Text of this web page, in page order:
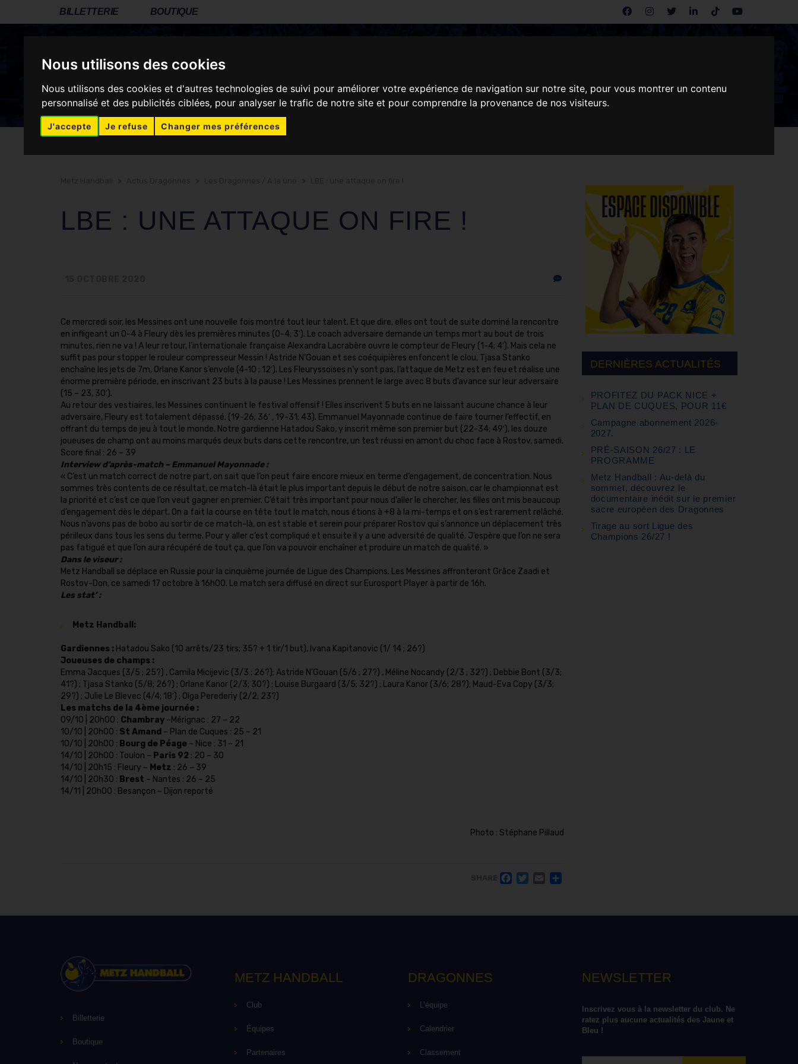
Nous utilisons des cookies
Nous utilisons des cookies et d'autres technologies de suivi pour améliorer votre expérience de navigation sur notre site, pour vous montrer un contenu
personnalisé et des publicités ciblées, pour analyser le trafic de notre site et pour comprendre la provenance de nos visiteurs.
J'accepte Je refuse Changer mes préférences
BILLETTERIE BOUTIQUE
LES DRAGONNES ASSOCIATION
RÉSEAUX SOCIAUX
LBE : UNE ATTAQUE ON FIRE !
Ce mercredi soir, les Messines ont une nouvelle fois montré tout leur talent. Et que dire, elles ont tout de suite dominé la rencontre
en infligeant un 0-4 à Fleury dès les premières minutes (0-4; 3′). Le coach adversaire demande un temps mort au bout de trois
minutes, rien ne va ! A leur retour, l’internationale française Alexandra Lacrabère ouvre le compteur de Fleury (1-4; 4′). Mais cela ne
suffit pas pour stopper le rouleur compresseur Messin ! Astride N’Gouan et ses coéquipières enfoncent le clou, Tjasa Stanko
enchaîne les jets de 7m, Orlane Kanor s’envole (4-10 ; 12′). Les Fleuryssoises n’y sont pas, l’attaque de Metz est en feu et réalise une
énorme première période, en inscrivant 23 buts à la pause ! Les Messines prennent le large avec 8 buts d’avance sur leur adversaire
(15 – 23, 30′).
Au retour des vestiaires, les Messines continuent le festival offensif ! Elles inscrivent 5 buts en ne laissant aucune chance à leur
adversaire, Fleury est totalement dépassé. (19-26; 36′ , 19-31; 43). Emmanuel Mayonnade continue de faire tourner l’effectif, en
offrant du temps de jeu à tout le monde. Notre gardienne Hatadou Sako, y inscrit même son premier but (22-34; 49′), les douze
joueuses de champ ont au moins marqués deux buts dans cette rencontre, un test réussi en amont du choc face à Rostov, samedi.
Score final : 26 – 39
Interview d’après-match – Emmanuel Mayonnade :
« C’est un match correct de notre part, on sait que l’on peut faire encore mieux en terme d’engagement, de concentration. Nous
sommes très contents de ce résultat, ce match-là était le plus important depuis le début de notre saison, car le championnat est
la priorité et c’est ce que l’on veut gagner en premier. C’était très important pour nous d’aller le chercher, les filles ont mis beaucoup
d’engagement dès le départ. On a fait la course en tête tout le match, nous étions à +8 à la mi-temps et on s’est rarement relâché.
Nous n’avons pas de bobo au sortir de ce match-là, on est stable et serein pour préparer Rostov qui s’annonce un déplacement très
périlleux dans tous les sens du terme. Pour y aller c’est compliqué et ensuite il y a une adversité de qualité. J’espère que l’on ne sera
pas fatigué et que l’on aura récupéré de tout ça, que l’on va pouvoir enchaîner et produire un match de qualité. »
Dans le viseur :
Metz Handball se déplace en Russie pour la cinquième journée de Ligue des Champions. Les Messines affronteront Grâce Zaadi et
Rostov-Don, ce samedi 17 octobre à 16h00. Le match sera diffusé en direct sur Eurosport Player à partir de 16h.
Les stat’ :
Metz Handball:
Gardiennes : Hatadou Sako (10 arrêts/23 tirs; 35? + 1 tir/1 but), Ivana Kapitanovic (1/ 14 ; 26?)
Joueuses de champs :
Emma Jacques (3/5 ; 25?) , Camila Micijevic (3/3 ; 26?); Astride N’Gouan (5/6 ; 27?) , Méline Nocandy (2/3 ; 32?) ; Debbie Bont (3/3;
41?) ; Tjasa Stanko (5/8; 26?) ; Orlane Kanor (2/3; 30?) ; Louise Burgaard (3/5; 32?) ; Laura Kanor (3/6; 28?); Maud-Eva Copy (3/3;
29?) ; Julie Le Blevec (4/4; 18′) ; Olga Perederiy (2/2; 23?)
Les matchs de la 4ème journée :
09/10 | 20h00 : Chambray –Mérignac : 27 – 22
10/10 | 20h00 : St Amand – Plan de Cuques : 25 – 21
10/10 | 20h00 : Bourg de Péage – Nice : 31 – 21
14/10 | 20h00 : Toulon – Paris 92 : 20 – 30
14/10 | 20h15 : Fleury – Metz : 26 – 39
14/10 | 20h30 : Brest – Nantes : 26 – 25
14/11 | 20h00 : Besançon – Dijon reporté
Photo : Stéphane Pillaud
FACEBOOK
TWITTER
EMAIL
PARTAGER
DERNIÈRES ACTUALITÉS
PROFITEZ DU PACK NICE +
PLAN DE CUQUES, POUR 11€
Campagne abonnement 2026-
2027.
PRÉ-SAISON 26/27 : LE
PROGRAMME
Metz Handball : Au-delà du
sommet, découvrez le
documentaire inédit sur le premier
sacre européen des Dragonnes
Tirage au sort Ligue des
Champions 26/27 !
Billetterie
Boutique
METZ HANDBALL
Club
Équipes
Partenaires
DRAGONNES
L’équipe
Calendrier
Classement
NEWSLETTER
Inscrivez vous à la newsletter du club. Ne
ratez plus aucune actualités des Jaune et
Bleu !